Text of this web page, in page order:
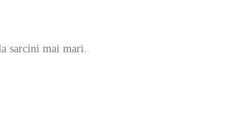
sarcini mai mari.